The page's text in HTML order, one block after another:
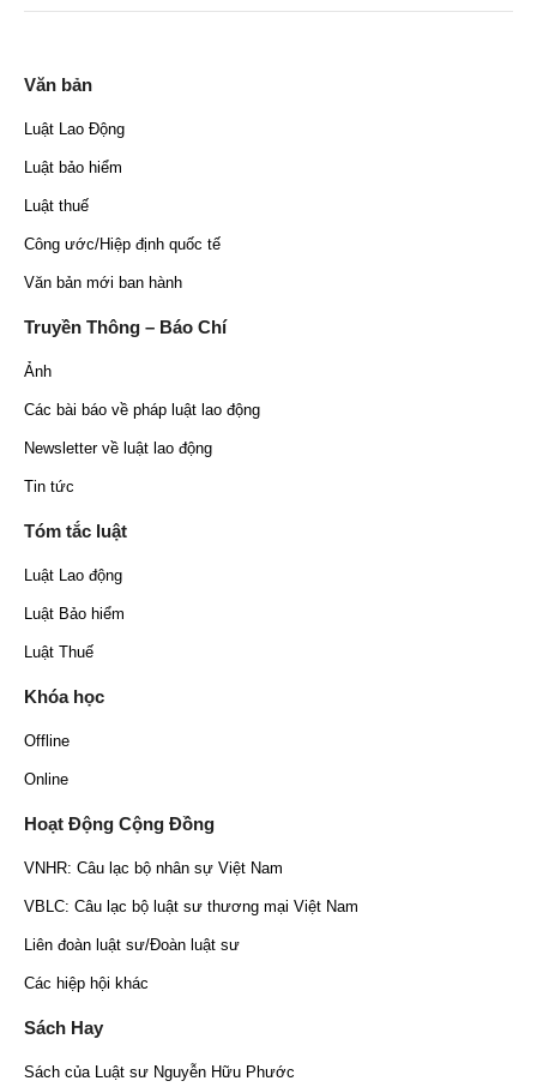
Văn bản
Luật Lao Động
Luật bảo hiểm
Luật thuế
Công ước/Hiệp định quốc tế
Văn bản mới ban hành
Truyền Thông – Báo Chí
Ảnh
Các bài báo về pháp luật lao động
Newsletter về luật lao động
Tin tức
Tóm tắc luật
Luật Lao động
Luật Bảo hiểm
Luật Thuế
Khóa học
Offline
Online
Hoạt Động Cộng Đồng
VNHR: Câu lạc bộ nhân sự Việt Nam
VBLC: Câu lạc bộ luật sư thương mại Việt Nam
Liên đoàn luật sư/Đoàn luật sư
Các hiệp hội khác
Sách Hay
Sách của Luật sư Nguyễn Hữu Phước